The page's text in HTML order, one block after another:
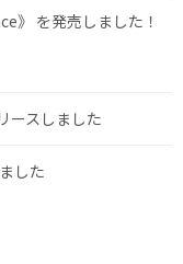
》 を発売しました！
ースしました
した